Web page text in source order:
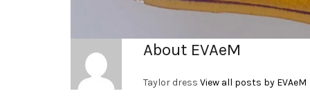
About EVAeM
Taylor dress View all posts by EVAeM